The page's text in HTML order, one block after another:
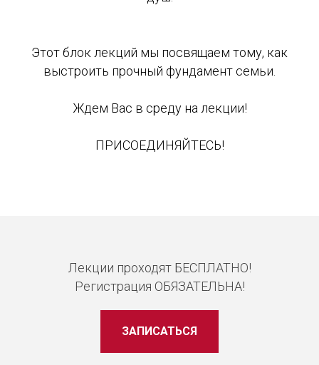
Этот блок лекций мы посвящаем тому, как
выстроить прочный фундамент семьи.
Ждем Вас в среду на лекции!
ПРИСОЕДИНЯЙТЕСЬ!
Лекции проходят БЕСПЛАТНО!
Регистрация ОБЯЗАТЕЛЬНА!
ЗАПИСАТЬСЯ